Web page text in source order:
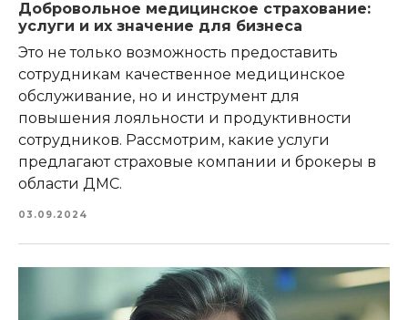
Добровольное медицинское страхование:
услуги и их значение для бизнеса
Это не только возможность предоставить
сотрудникам качественное медицинское
обслуживание, но и инструмент для
повышения лояльности и продуктивности
сотрудников. Рассмотрим, какие услуги
предлагают страховые компании и брокеры в
области ДМС.
03.09.2024